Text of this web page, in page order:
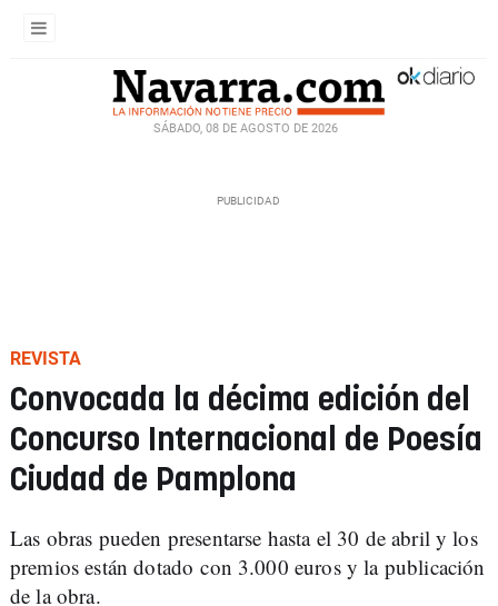
SÁBADO, 08 DE AGOSTO DE 2026
REVISTA
Convocada la décima edición del
Concurso Internacional de Poesía
Ciudad de Pamplona
Las obras pueden presentarse hasta el 30 de abril y los
premios están dotado con 3.000 euros y la publicación
de la obra.